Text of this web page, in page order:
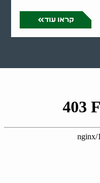
קראו עוד